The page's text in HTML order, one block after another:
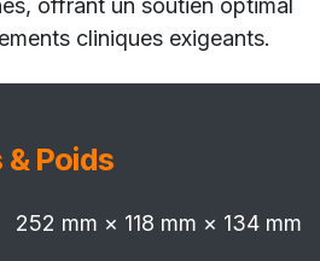
offrant un soutien optimal
cliniques exigeants.
Poids
252 mm × 118 mm × 134 mm